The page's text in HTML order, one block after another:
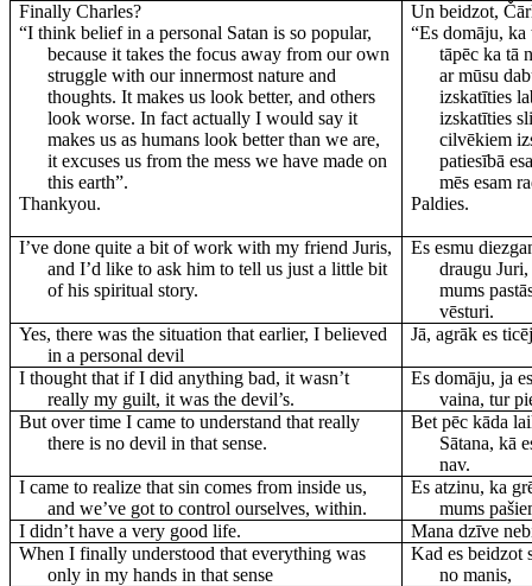
Finally Charles?
“I think belief in a personal Satan is so popular,
because it takes the focus away from our own
struggle with our innermost nature and
thoughts. It makes us look better, and others
look worse. In fact actually I would say it
makes us as humans look better than we are,
it excuses us from the mess we have made on
this earth”.
Thankyou.
Un beidzot,
“Es domāju,
tāpēc ka tā
ar mūsu
izskatīties
izskatīties
cilvēkiem
patiesībā
mēs esam
Paldies.
I’ve done quite a bit of work with my friend Juris,
and I’d like to ask him to tell us just a little bit
of his spiritual story.
Es esmu
draugu
mums
vēsturi.
Yes, there was the situation that earlier, I believed
in a personal devil
Jā, agrāk es
I thought that if I did anything bad, it wasn’t
really my guilt, it was the devil’s.
Es domāju, ja
vaina, tur
But over time I came to understand that really
there is no devil in that sense.
Bet pēc kāda
Sātana, kā
nav.
I came to realize that sin comes from inside us,
and we’ve got to control ourselves, within.
Es atzinu, ka
mums
I didn’t have a very good life.
Mana dzīve
When I finally understood that everything was
only in my hands in that sense
Kad es beidzot
no manis,